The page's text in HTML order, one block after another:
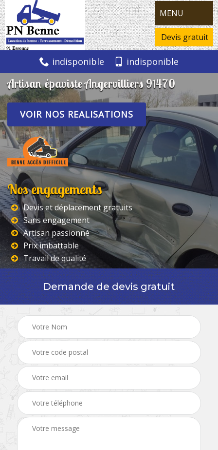
MENU
Devis gratuit
indisponible indisponible
Artisan épaviste Angervilliers 91470
VOIR NOS REALISATIONS
Nos engagements
Devis et déplacement gratuits
Sans engagement
Artisan passionné
Prix imbattable
Travail de qualité
Demande de devis gratuit